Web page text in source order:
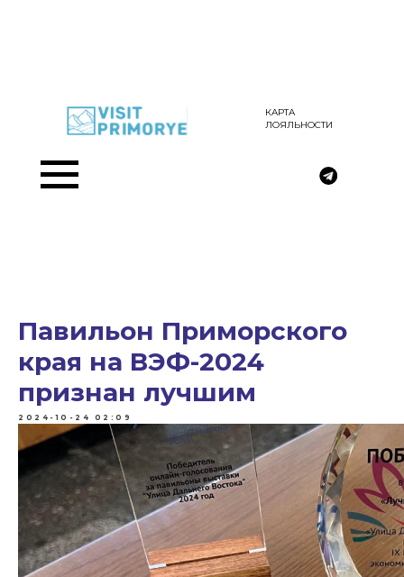
КАРТА
ЛОЯЛЬНОСТИ
Павильон Приморского
края на ВЭФ-2024
признан лучшим
2024-10-24 02:09